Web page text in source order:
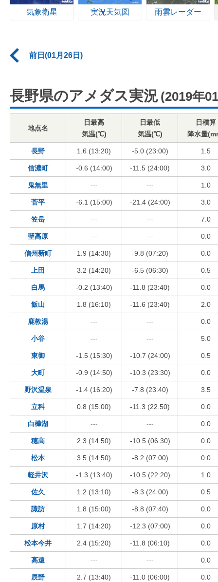
気象衛星 実況天気図 雨雲レーダー
前日(01月26日)
長野県のアメダス実況 (2019年
地点名
日最高
気温(℃)
日最低
気温(℃)
日積算
降水量
長野 1.6 (13:20) -5.0 (23:00) 1.5
信濃町 -0.6 (14:00) -11.5 (24:00) 3.0
鬼無里 --- --- 1.0
菅平 -6.1 (15:00) -21.4 (24:00) 3.0
笠岳 --- --- 7.0
聖高原 --- --- 0.0
信州新町 1.9 (14:30) -9.8 (07:20) 0.0
上田 3.2 (14:20) -6.5 (06:30) 0.5
白馬 -0.2 (13:40) -11.8 (23:40) 0.0
飯山 1.8 (16:10) -11.6 (23:40) 2.0
鹿教湯 --- --- 0.0
小谷 --- --- 5.0
東御 -1.5 (15:30) -10.7 (24:00) 0.5
大町 -0.9 (14:50) -10.3 (23:30) 0.0
野沢温泉 -1.4 (16:20) -7.8 (23:40) 3.5
立科 0.8 (15:00) -11.3 (22:50) 0.0
白樺湖 --- --- 0.0
穂高 2.3 (14:50) -10.5 (06:30) 0.0
松本 3.5 (14:50) -8.2 (07:00) 0.0
軽井沢 -1.3 (13:40) -10.5 (22:20) 1.0
佐久 1.2 (13:10) -8.3 (24:00) 0.5
諏訪 1.8 (15:00) -8.8 (07:40) 0.0
原村 1.7 (14:20) -12.3 (07:00) 0.0
松本今井 2.4 (15:20) -11.8 (06:10) 0.0
高遠 --- --- 0.0
辰野 2.7 (13:40) -11.0 (06:00) 0.0